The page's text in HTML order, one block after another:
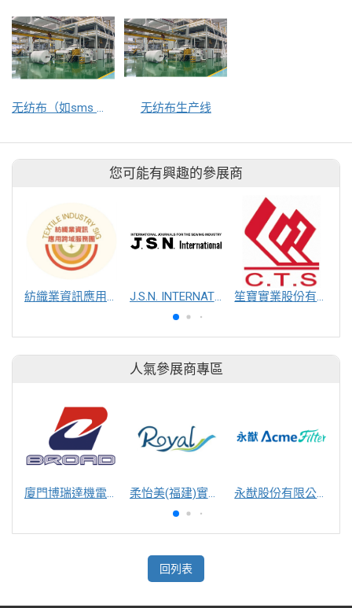
无纺布（如sms 等） 无纺布生产线
您可能有興趣的參展商
紡織業資訊應用跨域服務團 J.S.N. INTERNATIONAL, INC. 笙寶實業股份有限公司
人氣參展商專區
廈門博瑞達機電工程有限公司 柔怡美(福建)實業股份有限公司 永猷股份有限公司
回列表